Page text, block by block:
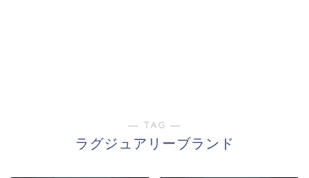
― TAG ―
ラグジュアリーブランド